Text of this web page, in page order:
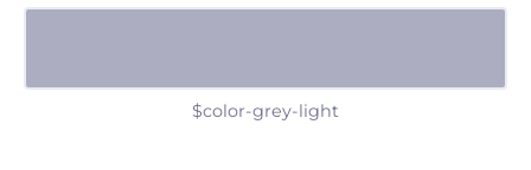
$color-grey-light